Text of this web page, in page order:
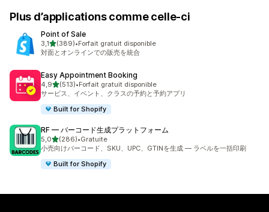
Plus d’applications comme celle-ci
Point of Sale
3,1étoile(s) sur 5
(389)
389 avis au total
•Forfait gratuit disponible
対面とオンラインでの販売を統合
Easy Appointment Booking
4,9étoile(s) sur 5
(513)
513 avis au total
•Forfait gratuit disponible
サービス、イベント、クラスの予約と予約アプリ
Built for Shopify
RF — バーコード生成プラットフォーム
5,0étoile(s) sur 5
(286)
286 avis au total
•Gratuite
小売向けバーコード、SKU、UPC、GTINを生成 — ラベルを一括印刷
Built for Shopify